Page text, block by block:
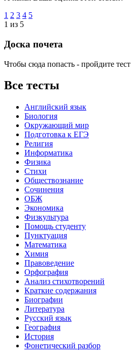
1 2 3 4 5
1 из 5
Доска почета
Чтобы сюда попасть - пройдите тест
Все тесты
Английский язык
Биология
Окружающий мир
Подготовка к ЕГЭ
Религия
Информатика
Физика
Стихи
Обществознание
Сочинения
ОБЖ
Экономика
Физкультура
Помощь студенту
Пунктуация
Математика
Химия
Правоведение
Орфография
Анализ стихотворений
Краткие содержания
Биографии
Литература
Русский язык
География
История
Фонетический разбор